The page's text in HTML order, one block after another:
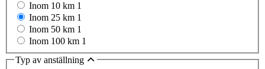
Inom 10 km 1
Inom 25 km 1
Inom 50 km 1
Inom 100 km 1
Typ av anställning